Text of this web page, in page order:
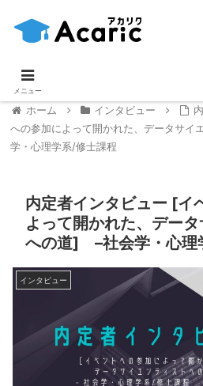
ホーム インタビュー
への参加によって開かれた、データサ
学・心理学系/修士課程
内定者インタビュー [イ
よって開かれた、デー
への道] –社会学・心理
インタビュー
メニュー